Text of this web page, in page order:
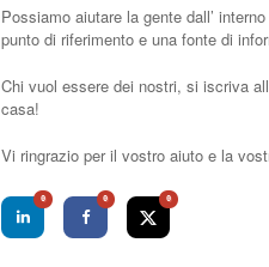
Possiamo aiutare la gente dall’
punto di riferimento e una fonte di
Chi vuol essere dei nostri, si iscriva
casa!
Vi ringrazio per il vostro aiuto e la
0 0 0